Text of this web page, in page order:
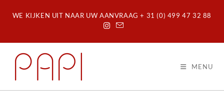
WE KIJKEN UIT NAAR UW AANVRAAG + 31 (0) 499 47 32 88
MENU